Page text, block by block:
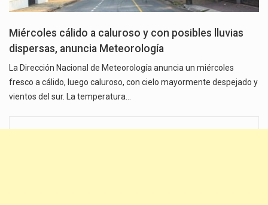
Miércoles cálido a caluroso y con posibles lluvias
dispersas, anuncia Meteorología
La Dirección Nacional de Meteorología anuncia un miércoles
fresco a cálido, luego caluroso, con cielo mayormente despejado y
vientos del sur. La temperatura…